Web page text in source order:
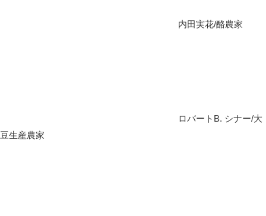
内田実花/酪農家
ロバートB. シナー/大
豆生産農家